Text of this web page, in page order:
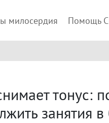
милосердия Помощь
тонус:
занятия в